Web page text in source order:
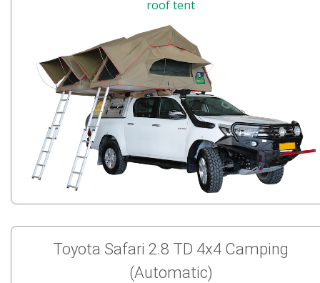
roof tent
Toyota Safari 2.8 TD 4x4 Camping
(Automatic)